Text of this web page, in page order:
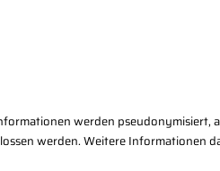
werden pseudonymisiert,
werden. Weitere Informationen